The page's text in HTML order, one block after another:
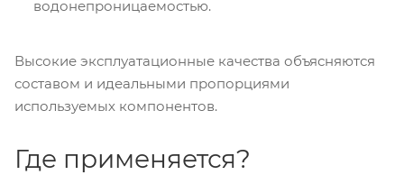
водонепроницаемостью.
Высокие эксплуатационные качества объясняются
составом и идеальными пропорциями
используемых компонентов.
Где применяется?